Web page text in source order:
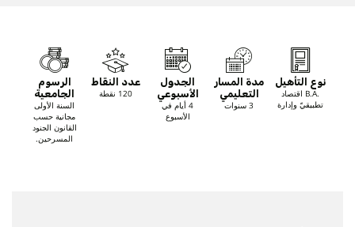
نوع التأهيل
.B.A اقتصاد
تطبيقيّ وإدارة
مدة المسار
التعليمي
3 سنوات
الجدول
الأسبوعي
4 أيام في
الأسبوع
عدد النقاط
120 نقطة
الرسوم
الجامعية
السنة الأولى
مجانية حسب
القانون الجنود
المسرحين.